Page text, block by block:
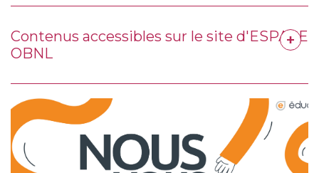
Contenus accessibles sur le site d'ESPACE
OBNL